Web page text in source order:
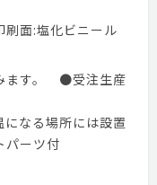
刷面:塩化ビニール
ます。 ●受注生産
なる場所には設置
パーツ付